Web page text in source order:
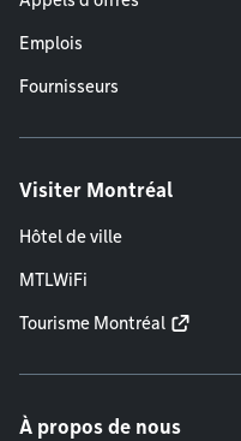
Emplois
Fournisseurs
Visiter Montréal
Hôtel de ville
MTLWiFi
Tourisme Montréal
À propos de nous